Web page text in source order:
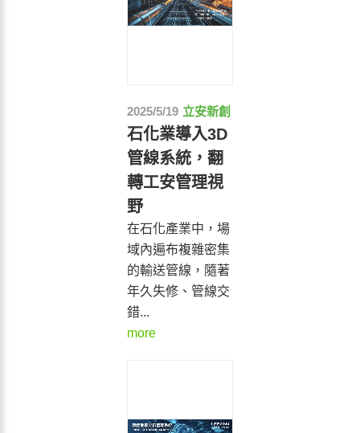
2025/5/19 立安新創
石化業導入3D
管線系統，翻
轉工安管理視
野
在石化產業中，場
域內遍布複雜密集
的輸送管線，隨著
年久失修、管線交
錯...
more